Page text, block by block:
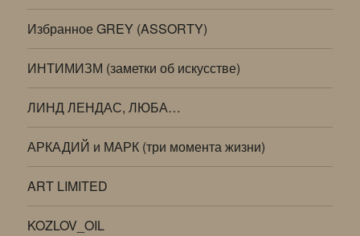
Избранное GREY (ASSORTY)
ИНТИМИЗМ (заметки об искусстве)
ЛИНД ЛЕНДАС, ЛЮБА…
АРКАДИЙ и МАРК (три момента жизни)
ART LIMITED
KOZLOV_OIL